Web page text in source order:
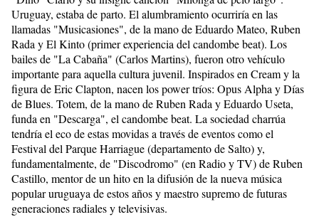
Uruguay, estaba de parto. El alumbramiento ocurriría en las
llamadas "Musicasiones", de la mano de Eduardo Mateo, Ruben
Rada y El Kinto (primer experiencia del candombe beat). Los
bailes de "La Cabaña" (Carlos Martins), fueron otro vehículo
importante para aquella cultura juvenil. Inspirados en Cream y la
figura de Eric Clapton, nacen los power tríos: Opus Alpha y Días
de Blues. Totem, de la mano de Ruben Rada y Eduardo Useta,
funda en "Descarga", el candombe beat. La sociedad charrúa
tendría el eco de estas movidas a través de eventos como el
Festival del Parque Harriague (departamento de Salto) y,
fundamentalmente, de "Discodromo" (en Radio y TV) de Ruben
Castillo, mentor de un hito en la difusión de la nueva música
popular uruguaya de estos años y maestro supremo de futuras
generaciones radiales y televisivas.